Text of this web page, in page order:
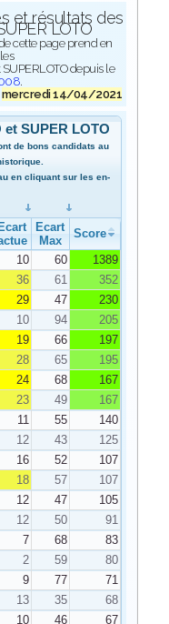
et résultats des
LOTO
cette page prend en
depuis le
.
mercredi 14/04/2021
SUPER LOTO
de bons candidats au
en cliquant sur les en-
Ecart
Ecart
Max
Score
10 60
1389
36 61
352
29 47
230
10 94
205
19 66
197
28 65
195
24 68
167
23 49
167
11 55
140
12 43
125
16 52
107
18 57
107
12 47
105
12 50
91
7 68
83
2 59
80
9 77
71
13 35
68
10 46
67